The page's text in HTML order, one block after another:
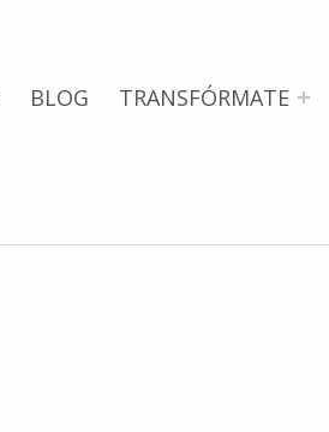
BLOG TRANSFÓRMATE